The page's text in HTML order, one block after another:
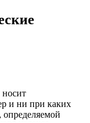
носит
и ни при каких
определяемой